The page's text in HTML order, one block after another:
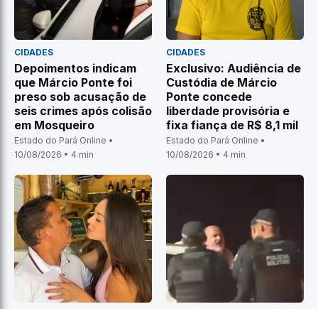
CIDADES
Depoimentos indicam
que Márcio Ponte foi
preso sob acusação de
seis crimes após colisão
em Mosqueiro
Estado do Pará Online •
10/08/2026 • 4 min
CIDADES
Exclusivo: Audiência de
Custódia de Márcio
Ponte concede
liberdade provisória e
fixa fiança de R$ 8,1 mil
Estado do Pará Online •
10/08/2026 • 4 min